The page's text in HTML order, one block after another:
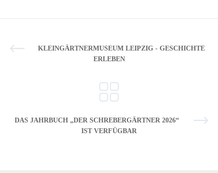
KLEINGÄRTNERMUSEUM LEIPZIG - GESCHICHTE
ERLEBEN
DAS JAHRBUCH „DER SCHREBERGÄRTNER 2026“
IST VERFÜGBAR